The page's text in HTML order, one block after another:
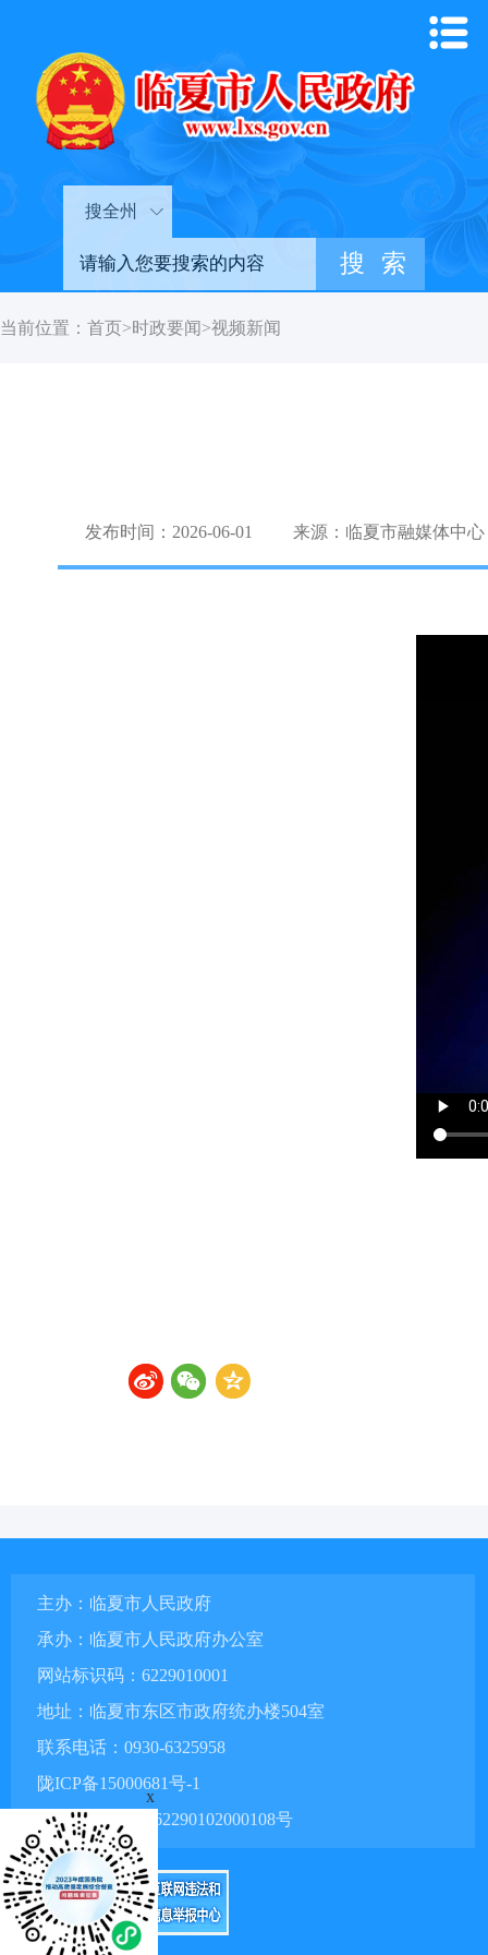
搜全州
当前位置： 首页>时政要闻 >视频新闻
发布时间：2026-06-01 来源：临夏市融媒体中心
主办：临夏市人民政府
承办：临夏市人民政府办公室
网站标识码：6229010001
地址：临夏市东区市政府统办楼504室
联系电话：0930-6325958
陇ICP备15000681号-1
甘公网安备 62290102000108号
x